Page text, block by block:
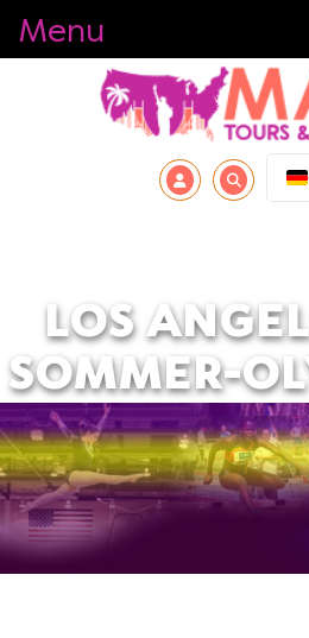
Menu
LOS
SOMMER-